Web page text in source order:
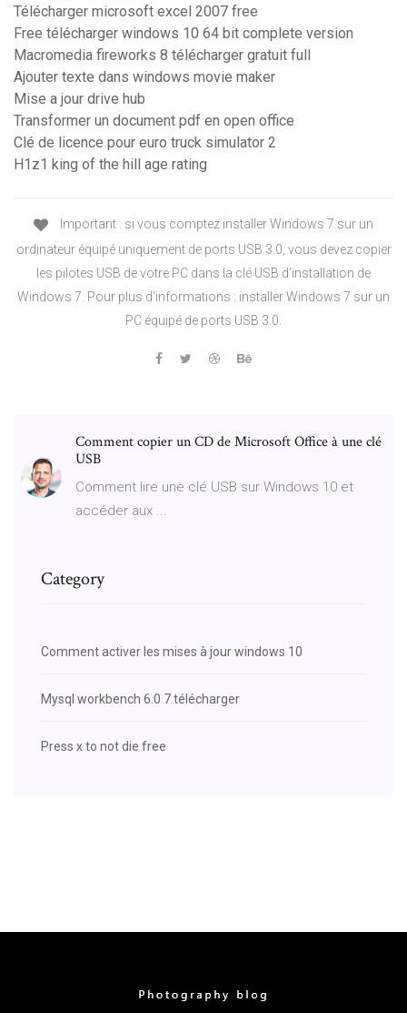
Télécharger microsoft excel 2007 free
Free télécharger windows 10 64 bit complete version
Macromedia fireworks 8 télécharger gratuit full
Ajouter texte dans windows movie maker
Mise a jour drive hub
Transformer un document pdf en open office
Clé de licence pour euro truck simulator 2
H1z1 king of the hill age rating
Important : si vous comptez installer Windows 7 sur un
ordinateur équipé uniquement de ports USB 3.0, vous devez copier
les pilotes USB de votre PC dans la clé USB d’installation de
Windows 7. Pour plus d’informations : installer Windows 7 sur un
PC équipé de ports USB 3.0.
Comment copier un CD de Microsoft Office à une clé
USB
Comment lire une clé USB sur Windows 10 et
accéder aux ...
Category
Comment activer les mises à jour windows 10
Mysql workbench 6.0 7 télécharger
Press x to not die free